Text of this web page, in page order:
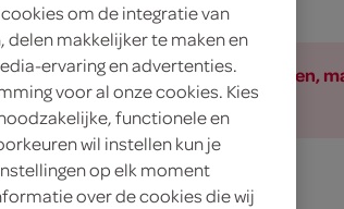
zijn niet zichtbaar bij de producten,
om de integratie van
makkelijker te maken en
ervaring en advertenties.
voor al onze cookies. Kies
functionele en
wil instellen kun je
op elk moment
over de cookies die wij